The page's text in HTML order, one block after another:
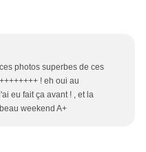
photos superbes de ces
! eh oui au
eu fait ça avant ! , et la
weekend A+